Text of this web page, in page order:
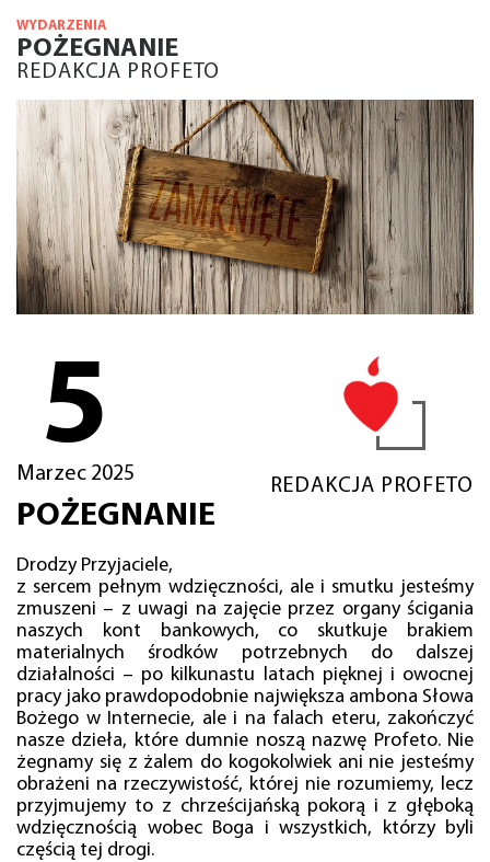
WYDARZENIA
POŻEGNANIE
REDAKCJA PROFETO
5
Marzec 2025
REDAKCJA PROFETO
POŻEGNANIE
Drodzy Przyjaciele,
z sercem pełnym wdzięczności, ale i smutku jesteśmy
zmuszeni – z uwagi na zajęcie przez organy ścigania
naszych kont bankowych, co skutkuje brakiem
materialnych środków potrzebnych do dalszej
działalności – po kilkunastu latach pięknej i owocnej
pracy jako prawdopodobnie największa ambona Słowa
Bożego w Internecie, ale i na falach eteru, zakończyć
nasze dzieła, które dumnie noszą nazwę Profeto. Nie
żegnamy się z żalem do kogokolwiek ani nie jesteśmy
obrażeni na rzeczywistość, której nie rozumiemy, lecz
przyjmujemy to z chrześcijańską pokorą i z głęboką
wdzięcznością wobec Boga i wszystkich, którzy byli
częścią tej drogi.